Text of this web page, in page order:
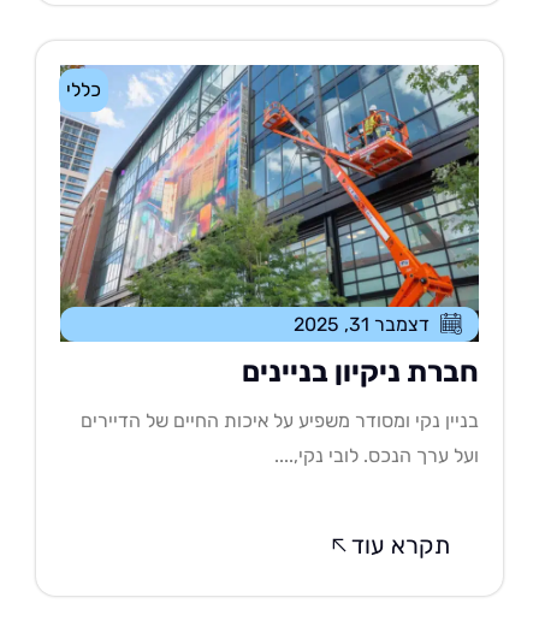
כללי
דצמבר 31, 2025
ניקיון בניינים
נקי ומסודר משפיע על איכות החיים של הדיירים
ערך הנכס. לובי נקי,....
תקרא עוד